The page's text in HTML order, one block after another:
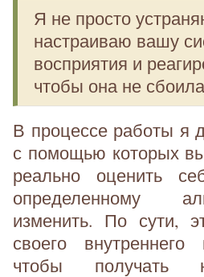
Я не просто
настраиваю вашу
восприятия и
чтобы она не
В процессе работы я
с помощью которых
реально оценить
определенному
изменить. По сути,
своего
чтобы получать